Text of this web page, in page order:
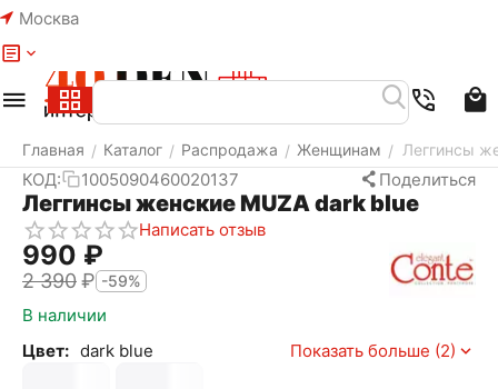
Москва
Главная / Каталог / Распродажа / Женщинам / Леггинсы
КОД: 1005090460020137 Поделиться
Леггинсы женские MUZA dark blue
Написать отзыв
‍990‍ ₽
2 390₽ -59%
В наличии
Цвет: dark blue Показать больше (2)
Меню